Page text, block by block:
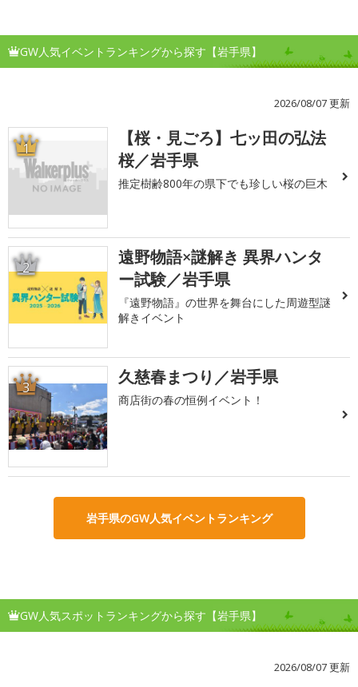
GW人気イベントランキングから探す【岩手県】
2026/08/07 更新
1
【桜・見ごろ】七ッ田の弘法
桜／岩手県
推定樹齢800年の県下でも珍しい桜の巨木
2
遠野物語×謎解き 異界ハンタ
ー試験／岩手県
『遠野物語』の世界を舞台にした周遊型謎
解きイベント
3 久慈春まつり／岩手県
商店街の春の恒例イベント！
岩手県のGW人気イベントランキング
GW人気スポットランキングから探す【岩手県】
2026/08/07 更新